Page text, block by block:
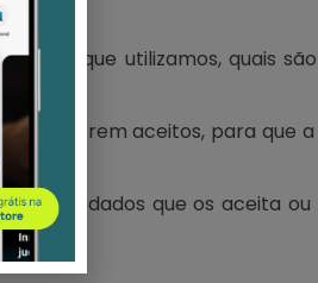
cookies
que utilizamos, quais
a serem aceitos, para que
de dados que os aceita
.